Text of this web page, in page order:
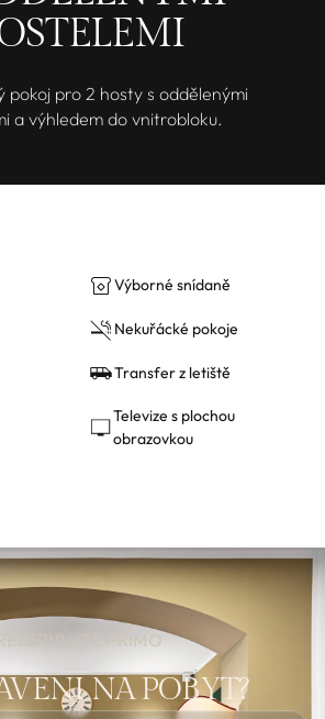
pokoj pro 2 hosty s oddělenými
a výhledem do vnitrobloku.
Výborné snídaně
Nekuřácké pokoje
Transfer z letiště
Televize s plochou
obrazovkou
REZERVUJTE PŘÍMO
NA POBYT?